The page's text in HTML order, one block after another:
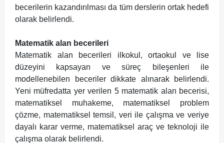
becerilerin kazandırılması da tüm derslerin ortak hedefi
olarak belirlendi.
Matematik alan becerileri
Matematik alan becerileri ilkokul, ortaokul ve lise
düzeyini kapsayan ve süreç bileşenleri ile
modellenebilen beceriler dikkate alınarak belirlendi.
Yeni müfredatta yer verilen 5 matematik alan becerisi,
matematiksel muhakeme, matematiksel problem
çözme, matematiksel temsil, veri ile çalışma ve veriye
dayalı karar verme, matematiksel araç ve teknoloji ile
çalışma olarak belirlendi.